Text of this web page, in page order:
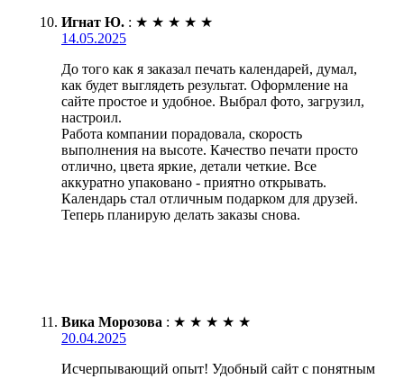
Игнат Ю. : ★ ★ ★ ★ ★
14.05.2025
До того как я заказал печать календарей, думал,
как будет выглядеть результат. Оформление на
сайте простое и удобное. Выбрал фото, загрузил,
настроил.
Работа компании порадовала, скорость
выполнения на высоте. Качество печати просто
отлично, цвета яркие, детали четкие. Все
аккуратно упаковано - приятно открывать.
Календарь стал отличным подарком для друзей.
Теперь планирую делать заказы снова.
Вика Морозова : ★ ★ ★ ★ ★
20.04.2025
Исчерпывающий опыт! Удобный сайт с понятным